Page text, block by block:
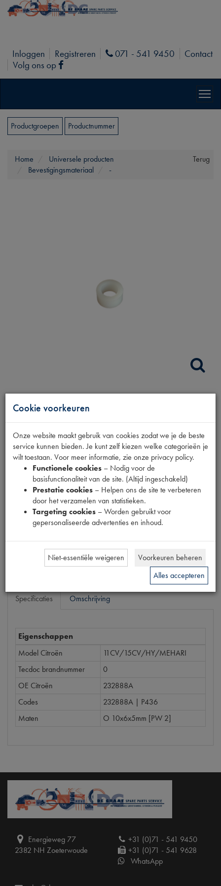
Inloggen Registreren Phone
071 - 541 9450
Contact
Volg ons op
Facebook
Productgroepen Productnummer
Terug
Home
Universele producten
Bevestigingsmateriaal
-
STOEL
VERGRENDELING
RING
Productnummer
6540095
1,45 (€ 1,20excl. btw)
Specificaties Omschrijving
Eigenschappen
Model Citroën
11CV/15CV/HY/MEHARI
Tecdoc brandnummer
0
OE Citroën
232888A
Codes
232888A | P436
Maten
O 10x6x5mm [PW 2]
Energieweg 77
2382 NH Zoeterwoude
+31 (0)71 - 541 9450
+31 (0)71 - 541 9628
WhatsApp
Cookie voorkeuren
Onze website maakt gebruik van cookies zodat we je de beste
service kunnen bieden. Je kunt zelf kiezen welke categorieën je
wilt toestaan. Voor meer informatie, zie onze privacy policy.
Functionele cookies – Nodig voor de
basisfunctionaliteit van de site. (Altijd ingeschakeld)
Prestatie cookies – Helpen ons de site te verbeteren
door het verzamelen van statistieken.
Targeting cookies – Worden gebruikt voor
gepersonaliseerde advertenties en inhoud.
Niet-essentiële weigeren
Voorkeuren beheren
Alles accepteren